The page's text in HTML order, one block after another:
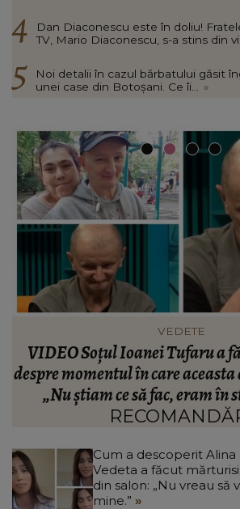
Dan Diaconescu este în doliu!
TV, Mario Diaconescu, s-a stins din
Noi detalii în cazul bărbatului găsit
unei case din Botoșani. Ce îi...
»
VEDETE
Cătălin Crișan dezvăluie
Camelia Tabără. Ce a spus
standardele fostei partenere:
Cum a descoperit Alina
Vedeta a făcut
din salon: „Nu vreau să
mine.”